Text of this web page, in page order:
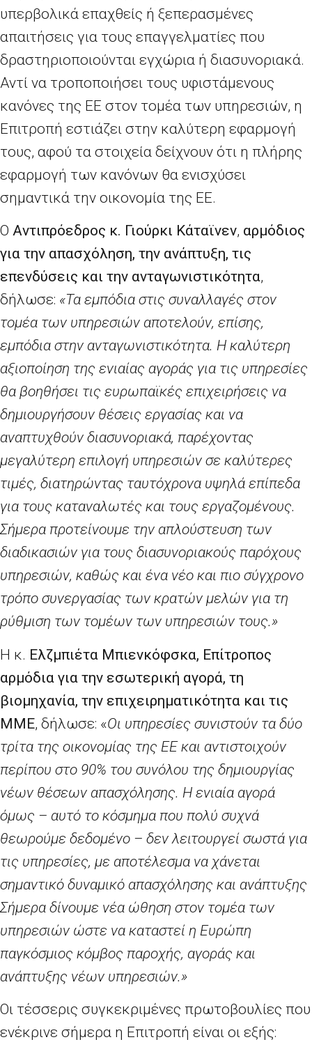
υπερβολικά επαχθείς ή ξεπερασμένες
απαιτήσεις για τους επαγγελματίες που
δραστηριοποιούνται εγχώρια ή διασυνοριακά.
Αντί να τροποποιήσει τους υφιστάμενους
κανόνες της ΕΕ στον τομέα των υπηρεσιών, η
Επιτροπή εστιάζει στην καλύτερη εφαρμογή
τους, αφού τα στοιχεία δείχνουν ότι η πλήρης
εφαρμογή των κανόνων θα ενισχύσει
σημαντικά την οικονομία της ΕΕ.
Ο Aντιπρόεδρος κ. Γιούρκι Κάταϊνεν, αρμόδιος
για την απασχόληση, την ανάπτυξη, τις
επενδύσεις και την ανταγωνιστικότητα,
δήλωσε: «Τα εμπόδια στις συναλλαγές στον
τομέα των υπηρεσιών αποτελούν, επίσης,
εμπόδια στην ανταγωνιστικότητα. Η καλύτερη
αξιοποίηση της ενιαίας αγοράς για τις υπηρεσίες
θα βοηθήσει τις ευρωπαϊκές επιχειρήσεις να
δημιουργήσουν θέσεις εργασίας και να
αναπτυχθούν διασυνοριακά, παρέχοντας
μεγαλύτερη επιλογή υπηρεσιών σε καλύτερες
τιμές, διατηρώντας ταυτόχρονα υψηλά επίπεδα
για τους καταναλωτές και τους εργαζομένους.
Σήμερα προτείνουμε την απλούστευση των
διαδικασιών για τους διασυνοριακούς παρόχους
υπηρεσιών, καθώς και ένα νέο και πιο σύγχρονο
τρόπο συνεργασίας των κρατών μελών για τη
ρύθμιση των τομέων των υπηρεσιών τους.»
Η κ. Ελζμπιέτα Μπιενκόφσκα, Eπίτροπος
αρμόδια για την εσωτερική αγορά, τη
βιομηχανία, την επιχειρηματικότητα και τις
ΜΜΕ, δήλωσε: «Οι υπηρεσίες συνιστούν τα δύο
τρίτα της οικονομίας της ΕΕ και αντιστοιχούν
περίπου στο 90% του συνόλου της δημιουργίας
νέων θέσεων απασχόλησης. Η ενιαία αγορά
όμως – αυτό το κόσμημα που πολύ συχνά
θεωρούμε δεδομένο – δεν λειτουργεί σωστά για
τις υπηρεσίες, με αποτέλεσμα να χάνεται
σημαντικό δυναμικό απασχόλησης και ανάπτυξης
Σήμερα δίνουμε νέα ώθηση στον τομέα των
υπηρεσιών ώστε να καταστεί η Ευρώπη
παγκόσμιος κόμβος παροχής, αγοράς και
ανάπτυξης νέων υπηρεσιών.»
Οι τέσσερις συγκεκριμένες πρωτοβουλίες που
ενέκρινε σήμερα η Επιτροπή είναι οι εξής: